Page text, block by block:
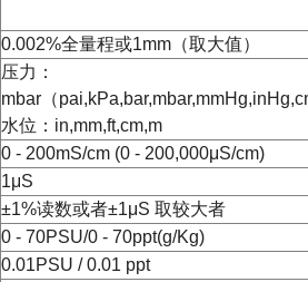
0.002%全量程或1mm（取大值）
压力：
mbar（
水位：in,mm,ft,cm,m
0 - 200mS/cm (0 - 200,000μS/cm)
1μS
±1%读数或者±1μS 取较大者
0 - 70PSU/0 - 70ppt(g/Kg)
0.01PSU / 0.01 ppt